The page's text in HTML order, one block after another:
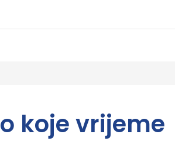
koje vrijeme